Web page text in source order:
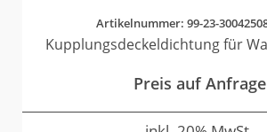
Artikelnummer: 99-23-
Kupplungsdeckeldichtung für
Preis auf Anfrage